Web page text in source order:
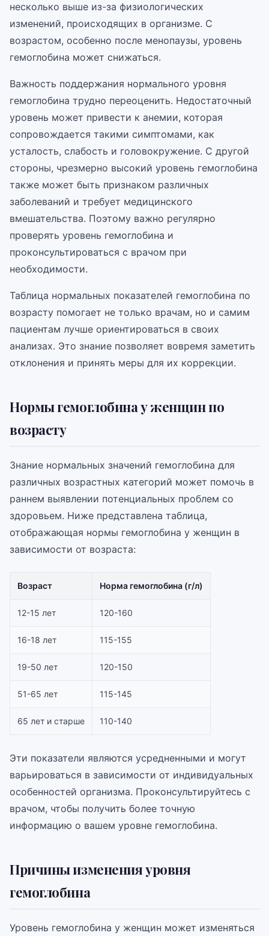
несколько выше из-за физиологических
изменений, происходящих в организме. С
возрастом, особенно после менопаузы, уровень
гемоглобина может снижаться.
Важность поддержания нормального уровня
гемоглобина трудно переоценить. Недостаточный
уровень может привести к анемии, которая
сопровождается такими симптомами, как
усталость, слабость и головокружение. С другой
стороны, чрезмерно высокий уровень гемоглобина
также может быть признаком различных
заболеваний и требует медицинского
вмешательства. Поэтому важно регулярно
проверять уровень гемоглобина и
проконсультироваться с врачом при
необходимости.
Таблица нормальных показателей гемоглобина по
возрасту помогает не только врачам, но и самим
пациентам лучше ориентироваться в своих
анализах. Это знание позволяет вовремя заметить
отклонения и принять меры для их коррекции.
Нормы гемоглобина у женщин по
возрасту
Знание нормальных значений гемоглобина для
различных возрастных категорий может помочь в
раннем выявлении потенциальных проблем со
здоровьем. Ниже представлена таблица,
отображающая нормы гемоглобина у женщин в
зависимости от возраста:
Возраст Норма гемоглобина (г/л)
12-15 лет 120-160
16-18 лет 115-155
19-50 лет 120-150
51-65 лет 115-145
65 лет и старше 110-140
Эти показатели являются усредненными и могут
варьироваться в зависимости от индивидуальных
особенностей организма. Проконсультируйтесь с
врачом, чтобы получить более точную
информацию о вашем уровне гемоглобина.
Причины изменения уровня
гемоглобина
Уровень гемоглобина у женщин может изменяться